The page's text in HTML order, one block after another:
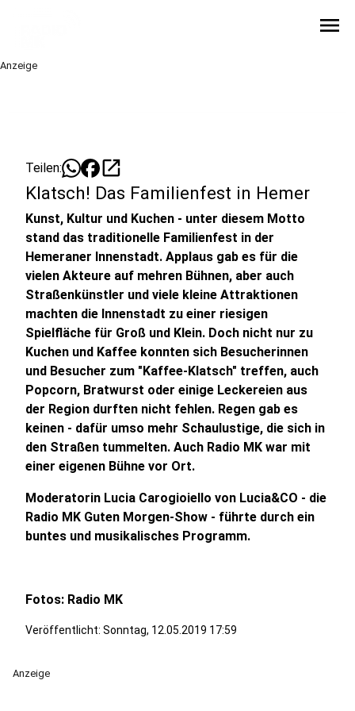
menu
Anzeige
Teilen: open_in_new
Klatsch! Das Familienfest in Hemer
Kunst, Kultur und Kuchen - unter diesem Motto
stand das traditionelle Familienfest in der
Hemeraner Innenstadt. Applaus gab es für die
vielen Akteure auf mehren Bühnen, aber auch
Straßenkünstler und viele kleine Attraktionen
machten die Innenstadt zu einer riesigen
Spielfläche für Groß und Klein. Doch nicht nur zu
Kuchen und Kaffee konnten sich Besucherinnen
und Besucher zum "Kaffee-Klatsch" treffen, auch
Popcorn, Bratwurst oder einige Leckereien aus
der Region durften nicht fehlen. Regen gab es
keinen - dafür umso mehr Schaulustige, die sich in
den Straßen tummelten. Auch Radio MK war mit
einer eigenen Bühne vor Ort.
Moderatorin Lucia Carogioiello von Lucia&CO - die
Radio MK Guten Morgen-Show - führte durch ein
buntes und musikalisches Programm.
Fotos: Radio MK
Veröffentlicht: Sonntag, 12.05.2019 17:59
Anzeige